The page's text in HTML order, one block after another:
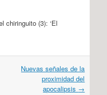
chiringuito (3): ‘El
Nuevas señales de la
proximidad del
apocalipsis →